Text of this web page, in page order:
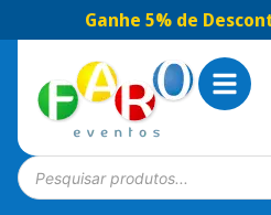
Ganhe 5% de